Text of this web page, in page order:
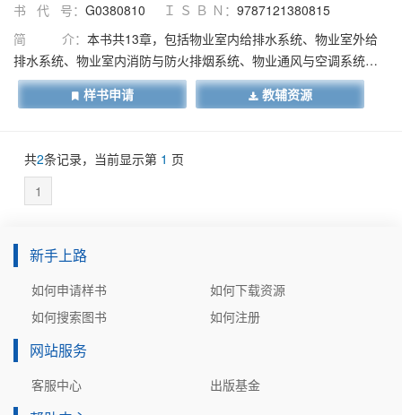
书 代 号： G0380810 Ｉ Ｓ Ｂ Ｎ： 9787121380815
简 介： 本书共13章，包括物业室内给排水系统、物业室外给
排水系统、物业室内消防与防火排烟系统、物业通风与空调系统、
物业供暖系统、物业室内热水与燃气供应系统、物业供配电系统、
物业电气照明系统、物业电梯与自动扶梯系统、物业弱电系统、物
业管理等专业的需要，在每个章节内专门编写了物业设施设备系统
的运行管理与维护等方面的内容。本书加入了大量的识读图例和施
工图。读者可以通过识读图例和施工图提高物业施工与管理的能
教材，也可作为监理工程专业和物业管理相关专业的学生、物业项
本书配有电子课件，免费提供给选用本书的授课教师，如有需要，
请向出版社索取。
样书申请 教辅资源
共2条记录，当前显示第 1 页
1
新手上路
如何申请样书
如何下载资源
如何搜索图书
如何注册
网站服务
客服中心 出版基金